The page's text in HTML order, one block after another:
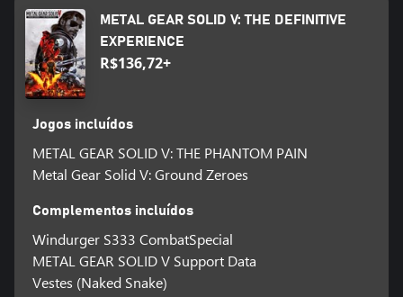
METAL GEAR SOLID V: THE DEFINITIVE
EXPERIENCE
R$136,72+
Jogos incluídos
METAL GEAR SOLID V: THE PHANTOM PAIN
Metal Gear Solid V: Ground Zeroes
Complementos incluídos
Windurger S333 CombatSpecial
METAL GEAR SOLID V Support Data
Vestes (Naked Snake)